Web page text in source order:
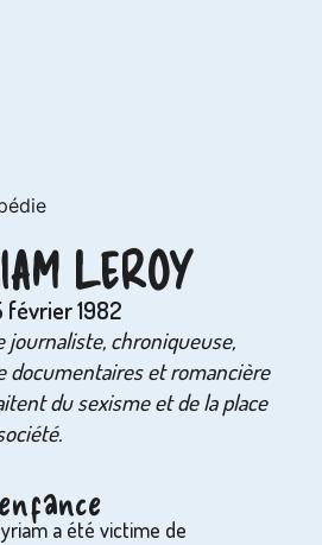
LEROY
février 1982
journaliste, chroniqueuse,
documentaires et romancière
du sexisme et de la place
a été victime de